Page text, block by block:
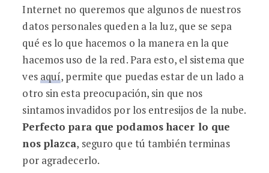
Internet no queremos que algunos de nuestros
datos personales queden a la luz, que se sepa
qué es lo que hacemos o la manera en la que
hacemos uso de la red. Para esto, el sistema que
ves aquí, permite que puedas estar de un lado a
otro sin esta preocupación, sin que nos
sintamos invadidos por los entresijos de la nube.
Perfecto para que podamos hacer lo que
nos plazca, seguro que tú también terminas
por agradecerlo.